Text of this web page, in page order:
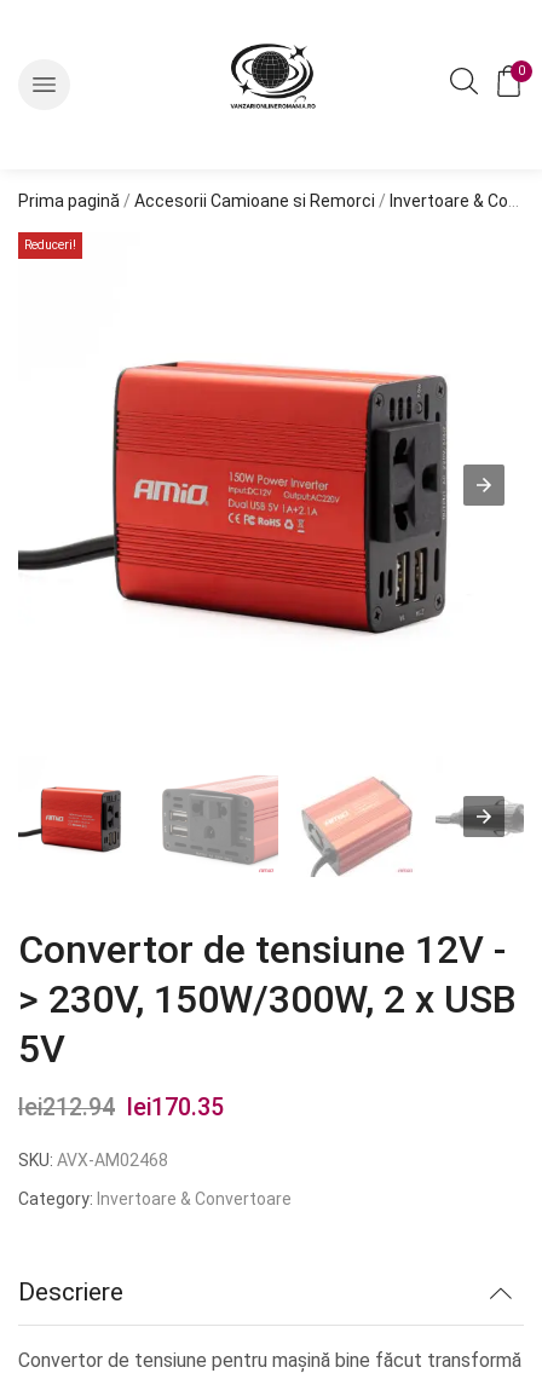
0
Prima pagină / Accesorii Camioane si Remorci / Invertoare & Convertoare
Reduceri!
Convertor de tensiune 12V -
> 230V, 150W/300W, 2 x USB
5V
lei212.94
Prețul
inițial
a
lei170.35
este:
SKU: AVX-AM02468
Category: Invertoare & Convertoare
Descriere
Convertor de tensiune pentru mașină bine făcut transformă